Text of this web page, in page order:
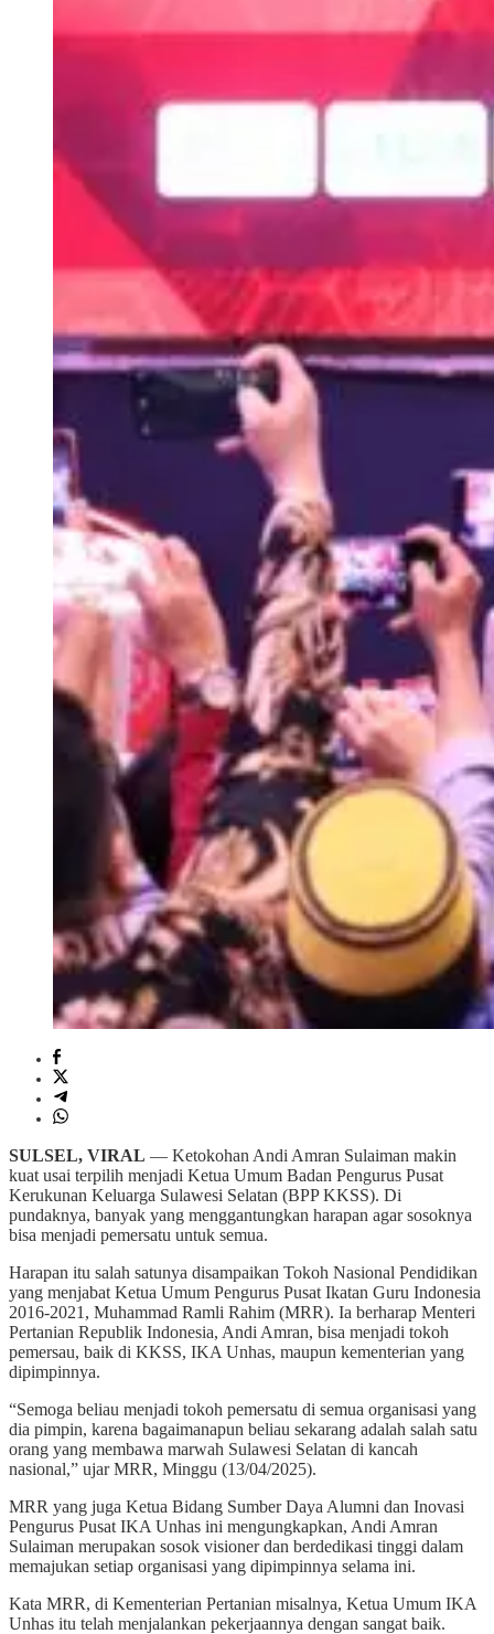
SULSEL, VIRAL — Ketokohan Andi Amran Sulaiman makin
kuat usai terpilih menjadi Ketua Umum Badan Pengurus Pusat
Kerukunan Keluarga Sulawesi Selatan (BPP KKSS). Di
pundaknya, banyak yang menggantungkan harapan agar sosoknya
bisa menjadi pemersatu untuk semua.
Harapan itu salah satunya disampaikan Tokoh Nasional Pendidikan
yang menjabat Ketua Umum Pengurus Pusat Ikatan Guru Indonesia
2016-2021, Muhammad Ramli Rahim (MRR). Ia berharap Menteri
Pertanian Republik Indonesia, Andi Amran, bisa menjadi tokoh
pemersau, baik di KKSS, IKA Unhas, maupun kementerian yang
dipimpinnya.
“Semoga beliau menjadi tokoh pemersatu di semua organisasi yang
dia pimpin, karena bagaimanapun beliau sekarang adalah salah satu
orang yang membawa marwah Sulawesi Selatan di kancah
nasional,” ujar MRR, Minggu (13/04/2025).
MRR yang juga Ketua Bidang Sumber Daya Alumni dan Inovasi
Pengurus Pusat IKA Unhas ini mengungkapkan, Andi Amran
Sulaiman merupakan sosok visioner dan berdedikasi tinggi dalam
memajukan setiap organisasi yang dipimpinnya selama ini.
Kata MRR, di Kementerian Pertanian misalnya, Ketua Umum IKA
Unhas itu telah menjalankan pekerjaannya dengan sangat baik.